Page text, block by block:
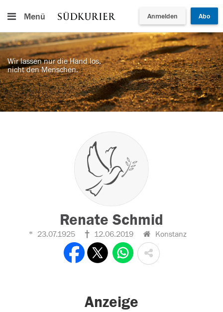
Menü Anmelden Abo
Wir lassen nur die Hand los,
nicht den Menschen.
Renate Schmid
23.07.1925 12.06.2019 Konstanz
Anzeige